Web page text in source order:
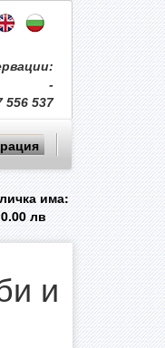
-
537
има:
0.00лв
и